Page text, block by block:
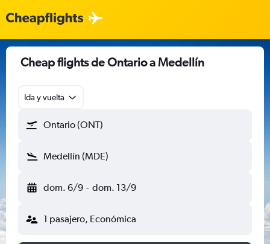
Cheap flights de Ontario a Medellín
Ida y vuelta
Ontario (ONT)
Medellín (MDE)
dom. 6/9 - dom. 13/9
1 pasajero, Económica